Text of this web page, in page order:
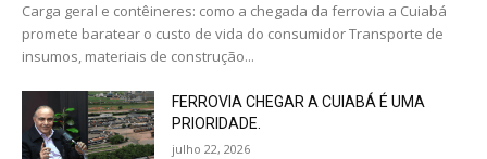
Carga geral e contêineres: como a chegada da ferrovia a Cuiabá
promete baratear o custo de vida do consumidor Transporte de
insumos, materiais de construção...
FERROVIA CHEGAR A CUIABÁ É UMA
PRIORIDADE.
julho 22, 2026